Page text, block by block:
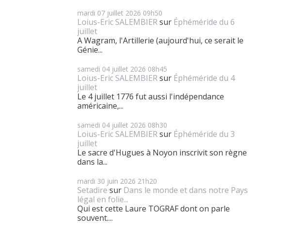
mardi 07 juillet 2026 09h50
Loius-Eric SALEMBIERsur Éphéméride du 6
juillet
A Wagram, l'Artillerie (aujourd'hui, ce serait le
Génie...
samedi 04 juillet 2026 08h45
Loius-Eric SALEMBIERsur Éphéméride du 4
juillet
Le 4 juillet 1776 fut aussi l'indépendance
américaine,...
samedi 04 juillet 2026 08h30
Loius-Eric SALEMBIERsur Éphéméride du 3
juillet
Le sacre d'Hugues à Noyon inscrivit son règne
dans la...
mardi 30 juin 2026 21h20
Setadire sur Dans le monde et dans notre Pays
légal en folie...
Qui est cette Laure TOGRAF dont on parle
souvent....